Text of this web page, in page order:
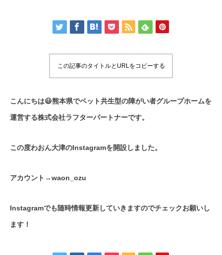
この記事のタイトルとURLをコピーする
こんにちは😃熊本県でペット共生型の障がい者グループホームを
運営する株式会社ラフターパートナーです。
この度わおん大津のInstagramを開設しました。
アカウント→waon_ozu
Instagramでも随時情報更新していきますのでチェックお願いし
ます！